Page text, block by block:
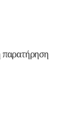
παρατήρηση